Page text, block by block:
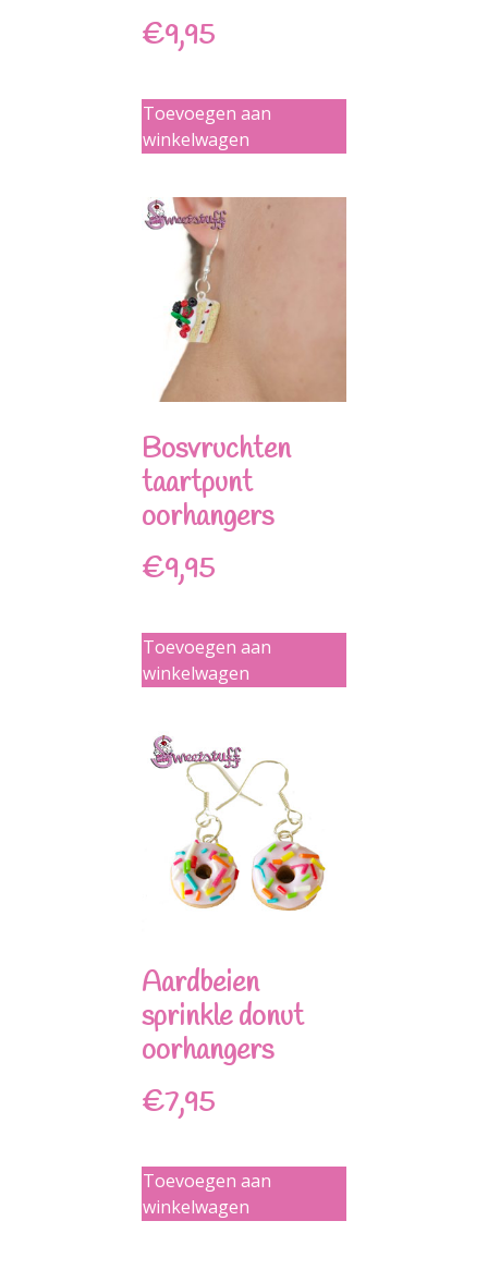
€9,95
Toevoegen aan
winkelwagen
Bosvruchten
taartpunt
oorhangers
€9,95
Toevoegen aan
winkelwagen
Aardbeien
sprinkle donut
oorhangers
€7,95
Toevoegen aan
winkelwagen